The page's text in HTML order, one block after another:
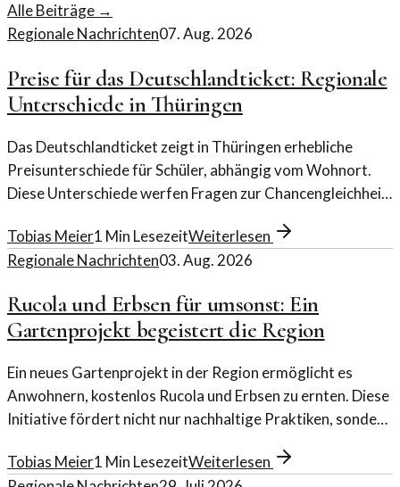
Alle Beiträge →
Regionale Nachrichten07. Aug. 2026
Preise für das Deutschlandticket: Regionale
Unterschiede in Thüringen
Das Deutschlandticket zeigt in Thüringen erhebliche
Preisunterschiede für Schüler, abhängig vom Wohnort.
Diese Unterschiede werfen Fragen zur Chancengleichheit
Tobias Meier1 Min LesezeitWeiterlesen
Regionale Nachrichten03. Aug. 2026
Rucola und Erbsen für umsonst: Ein
Gartenprojekt begeistert die Region
Ein neues Gartenprojekt in der Region ermöglicht es
Anwohnern, kostenlos Rucola und Erbsen zu ernten. Diese
Initiative fördert nicht nur nachhaltige Praktiken, sondern
Tobias Meier1 Min LesezeitWeiterlesen